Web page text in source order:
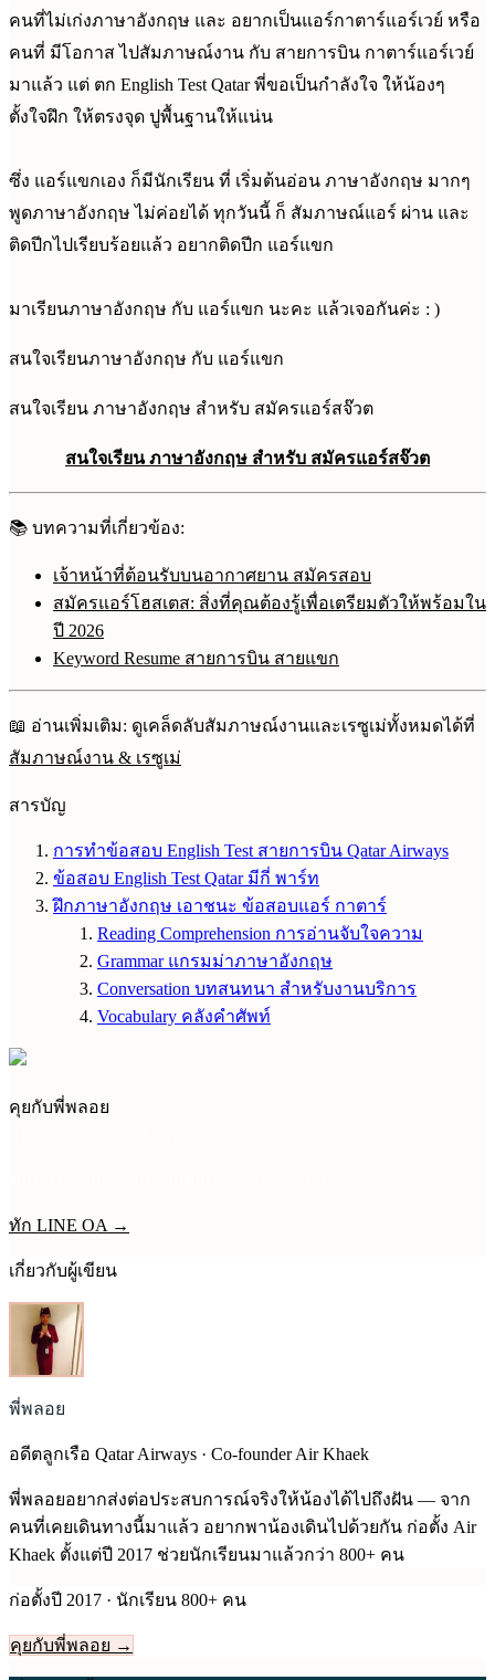
คนที่ไม่เก่งภาษาอังกฤษ และ อยากเป็นแอร์กาตาร์แอร์เวย์ หรือ
คนที่ มีโอกาส ไปสัมภาษณ์งาน กับ สายการบิน กาตาร์แอร์เวย์
มาแล้ว แต่ ตก English Test Qatar พี่ขอเป็นกำลังใจ ให้น้องๆ
ตั้งใจฝึก ให้ตรงจุด ปูพื้นฐานให้แน่น
ซึ่ง แอร์แขกเอง ก็มีนักเรียน ที่ เริ่มต้นอ่อน ภาษาอังกฤษ มากๆ
พูดภาษาอังกฤษ ไม่ค่อยได้ ทุกวันนี้ ก็ สัมภาษณ์แอร์ ผ่าน และ
ติดปีกไปเรียบร้อยแล้ว อยากติดปีก แอร์แขก
มาเรียนภาษาอังกฤษ กับ แอร์แขก นะคะ แล้วเจอกันค่ะ : )
สนใจเรียนภาษาอังกฤษ กับ แอร์แขก
สนใจเรียน ภาษาอังกฤษ สำหรับ สมัครแอร์สจ๊วต
สนใจเรียน ภาษาอังกฤษ สำหรับ สมัครแอร์สจ๊วต
📚 บทความที่เกี่ยวข้อง:
เจ้าหน้าที่ต้อนรับบนอากาศยาน สมัครสอบ
สมัครแอร์โฮสเตส: สิ่งที่คุณต้องรู้เพื่อเตรียมตัวให้พร้อมใน
ปี 2026
Keyword Resume สายการบิน สายแขก
📖 อ่านเพิ่มเติม: ดูเคล็ดลับสัมภาษณ์งานและเรซูเม่ทั้งหมดได้ที่
สัมภาษณ์งาน & เรซูเม่
สารบัญ
การทำข้อสอบ English Test สายการบิน Qatar Airways
ข้อสอบ English Test Qatar มีกี่ พาร์ท
ฝึกภาษาอังกฤษ เอาชนะ ข้อสอบแอร์ กาตาร์
Reading Comprehension การอ่านจับใจความ
Grammar แกรมม่าภาษาอังกฤษ
Conversation บทสนทนา สำหรับงานบริการ
Vocabulary คลังคำศัพท์
คุยกับพี่พลอย
ทัก LINE OA →
เกี่ยวกับผู้เขียน
พี่พลอย
อดีตลูกเรือ Qatar Airways · Co-founder Air Khaek
พี่พลอยอยากส่งต่อประสบการณ์จริงให้น้องได้ไปถึงฝัน — จาก
คนที่เคยเดินทางนี้มาแล้ว อยากพาน้องเดินไปด้วยกัน ก่อตั้ง Air
Khaek ตั้งแต่ปี 2017 ช่วยนักเรียนมาแล้วกว่า 800+ คน
ก่อตั้งปี 2017 · นักเรียน 800+ คน
คุยกับพี่พลอย →